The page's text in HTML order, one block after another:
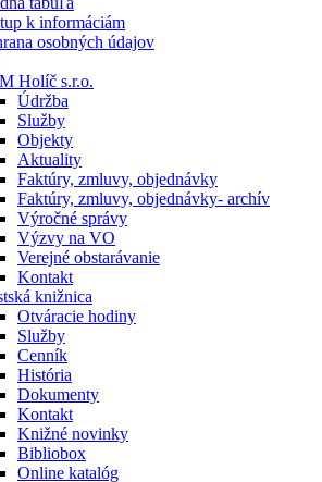
k informáciám
osobných údajov
Holíč s.r.o.
Údržba
Služby
Objekty
Aktuality
Faktúry, zmluvy, objednávky
Faktúry, zmluvy, objednávky- archív
Výročné správy
Výzvy na VO
Verejné obstarávanie
Kontakt
knižnica
Otváracie hodiny
Služby
Cenník
História
Dokumenty
Kontakt
Knižné novinky
Bibliobox
Online katalóg